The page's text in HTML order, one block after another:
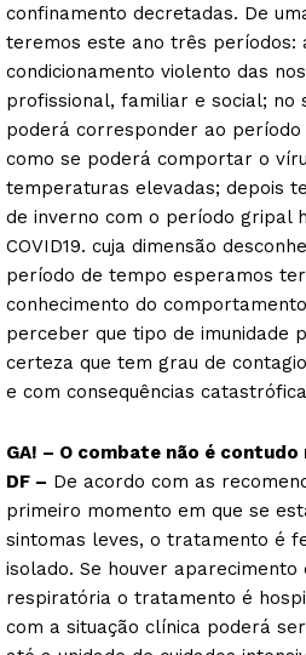
confinamento decretadas. De
teremos este ano três períodos:
condicionamento violento das
profissional, familiar e social; no
poderá corresponder ao
como se poderá comportar o
temperaturas elevadas; depois
de inverno com o período gripal
COVID19. cuja dimensão
período de tempo esperamos
conhecimento do comportamento
perceber que tipo de imunidade
certeza que tem grau de
e com consequências
GA! – O combate não é
DF – De acordo com as
primeiro momento em que se
sintomas leves, o tratamento é
isolado. Se houver aparecimento
respiratória o tratamento é
com a situação clínica poderá